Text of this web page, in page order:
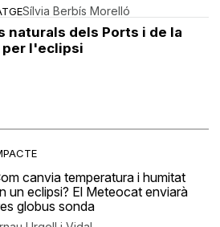
Sílvia Berbís Morelló
naturals dels Ports i de la
per l'eclipsi
canvia temperatura i humitat
un eclipsi? El Meteocat enviarà
globus sonda